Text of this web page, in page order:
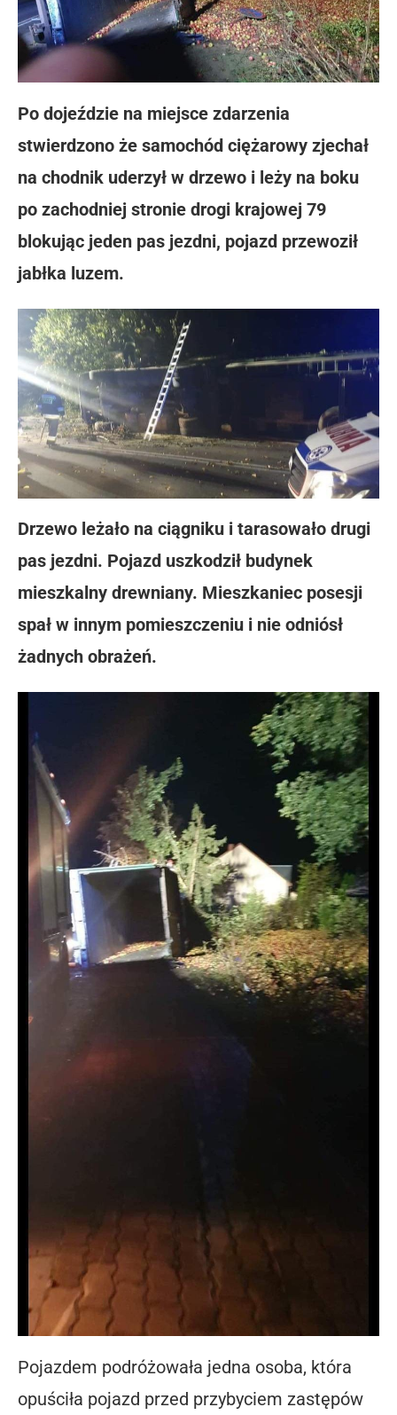
Po dojeździe na miejsce zdarzenia
stwierdzono że samochód ciężarowy zjechał
na chodnik uderzył w drzewo i leży na boku
po zachodniej stronie drogi krajowej 79
blokując jeden pas jezdni, pojazd przewoził
jabłka luzem.
Drzewo leżało na ciągniku i tarasowało drugi
pas jezdni. Pojazd uszkodził budynek
mieszkalny drewniany. Mieszkaniec posesji
spał w innym pomieszczeniu i nie odniósł
żadnych obrażeń.
Pojazdem podróżowała jedna osoba, która
opuściła pojazd przed przybyciem zastępów